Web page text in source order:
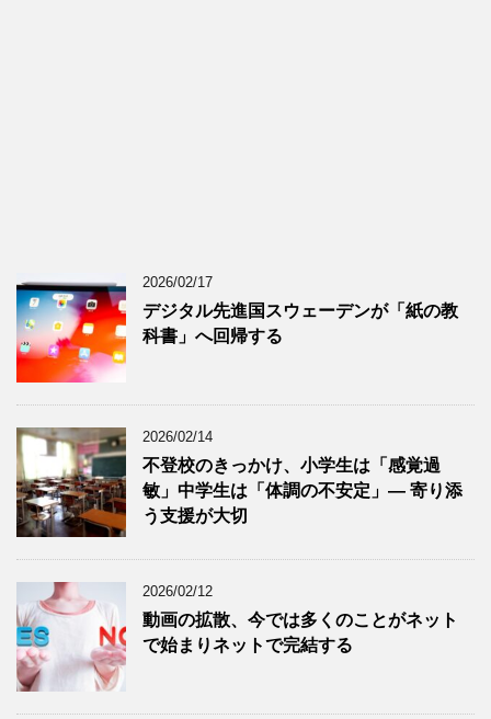
2026/02/17
デジタル先進国スウェーデンが「紙の教
科書」へ回帰する
2026/02/14
不登校のきっかけ、小学生は「感覚過
敏」中学生は「体調の不安定」― 寄り添
う支援が大切
2026/02/12
動画の拡散、今では多くのことがネット
で始まりネットで完結する